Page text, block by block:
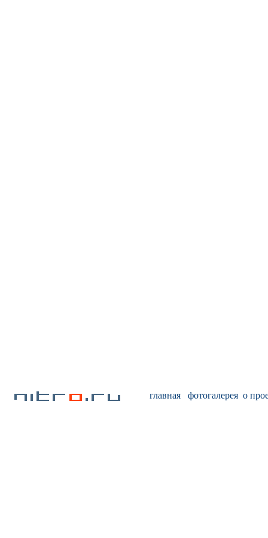
главная фотогалерея о